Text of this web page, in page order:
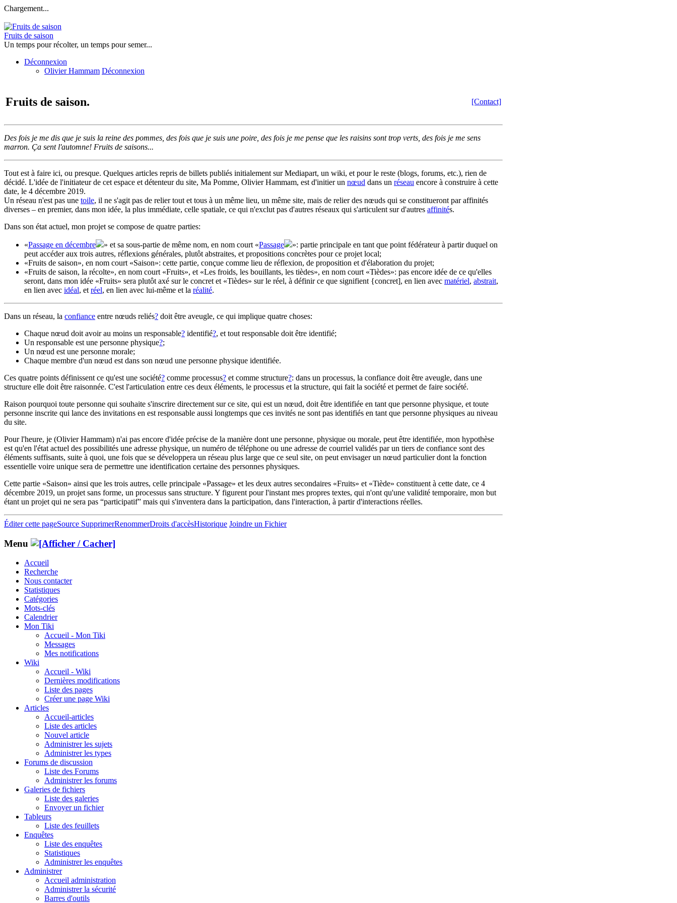
Chargement...
Fruits de saison
Un temps pour récolter, un temps pour semer...
Déconnexion
Olivier Hammam Déconnexion
Fruits de saison. [Contact]
Des fois je me dis que je suis la reine des pommes, des fois que je suis une poire, des fois je me pense que les raisins sont trop verts, des fois je me sens
marron. Ça sent l'automne! Fruits de saisons...
Tout est à faire ici, ou presque. Quelques articles repris de billets publiés initialement sur Mediapart, un wiki, et pour le reste (blogs, forums, etc.), rien de
décidé. L'idée de l'initiateur de cet espace et détenteur du site, Ma Pomme, Olivier Hammam, est d'initier un nœud dans un réseau encore à construire à cette
date, le 4 décembre 2019.
Un réseau n'est pas une toile, il ne s'agit pas de relier tout et tous à un même lieu, un même site, mais de relier des nœuds qui se constitueront par affinités
diverses – en premier, dans mon idée, la plus immédiate, celle spatiale, ce qui n'exclut pas d'autres réseaux qui s'articulent sur d'autres affinités.
Dans son état actuel, mon projet se compose de quatre parties:
«Passage en décembre » et sa sous-partie de même nom, en nom court «Passage
»: partie principale en tant que point fédérateur à partir duquel on
peut accéder aux trois autres, réflexions générales, plutôt abstraites, et propositions concrètes pour ce projet local;
«Fruits de saison», en nom court «Saison»: cette partie, conçue comme lieu de réflexion, de proposition et d'élaboration du projet;
«Fruits de saison, la récolte», en nom court «Fruits», et «Les froids, les bouillants, les tièdes», en nom court «Tièdes»: pas encore idée de ce qu'elles
seront, dans mon idée «Fruits» sera plutôt axé sur le concret et «Tièdes» sur le réel, à définir ce que signifient {concret], en lien avec matériel, abstrait,
en lien avec idéal, et réel, en lien avec lui-même et la réalité.
Dans un réseau, la confiance entre nœuds reliés? doit être aveugle, ce qui implique quatre choses:
Chaque nœud doit avoir au moins un responsable? identifié?, et tout responsable doit être identifié;
Un responsable est une personne physique?;
Un nœud est une personne morale;
Chaque membre d'un nœud est dans son nœud une personne physique identifiée.
Ces quatre points définissent ce qu'est une société? comme processus? et comme structure?: dans un processus, la confiance doit être aveugle, dans une
structure elle doit être raisonnée. C'est l'articulation entre ces deux éléments, le processus et la structure, qui fait la société et permet de faire société.
Raison pourquoi toute personne qui souhaite s'inscrire directement sur ce site, qui est un nœud, doit être identifiée en tant que personne physique, et toute
personne inscrite qui lance des invitations en est responsable aussi longtemps que ces invités ne sont pas identifiés en tant que personne physiques au niveau
du site.
Pour l'heure, je (Olivier Hammam) n'ai pas encore d'idée précise de la manière dont une personne, physique ou morale, peut être identifiée, mon hypothèse
est qu'en l'état actuel des possibilités une adresse physique, un numéro de téléphone ou une adresse de courriel validés par un tiers de confiance sont des
éléments suffisants, suite à quoi, une fois que se développera un réseau plus large que ce seul site, on peut envisager un nœud particulier dont la fonction
essentielle voire unique sera de permettre une identification certaine des personnes physiques.
Cette partie «Saison» ainsi que les trois autres, celle principale «Passage» et les deux autres secondaires «Fruits» et «Tiède» constituent à cette date, ce 4
décembre 2019, un projet sans forme, un processus sans structure. Y figurent pour l'instant mes propres textes, qui n'ont qu'une validité temporaire, mon but
étant un projet qui ne sera pas “participatif” mais qui s'inventera dans la participation, dans l'interaction, à partir d'interactions réelles.
Éditer cette pageSource SupprimerRenommerDroits d'accèsHistorique Joindre un Fichier
Menu
Accueil
Recherche
Nous contacter
Statistiques
Catégories
Mots-clés
Calendrier
Mon Tiki
Accueil - Mon Tiki
Messages
Mes notifications
Wiki
Accueil - Wiki
Dernières modifications
Liste des pages
Créer une page Wiki
Articles
Accueil-articles
Liste des articles
Nouvel article
Administrer les sujets
Administrer les types
Forums de discussion
Liste des Forums
Administrer les forums
Galeries de fichiers
Liste des galeries
Envoyer un fichier
Tableurs
Liste des feuillets
Enquêtes
Liste des enquêtes
Statistiques
Administrer les enquêtes
Administrer
Accueil administration
Administrer la sécurité
Barres d'outils